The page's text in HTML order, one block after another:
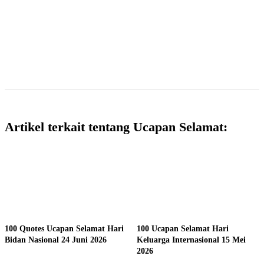
Artikel terkait tentang Ucapan Selamat:
100 Quotes Ucapan Selamat Hari
Bidan Nasional 24 Juni 2026
100 Ucapan Selamat Hari
Keluarga Internasional 15 Mei
2026